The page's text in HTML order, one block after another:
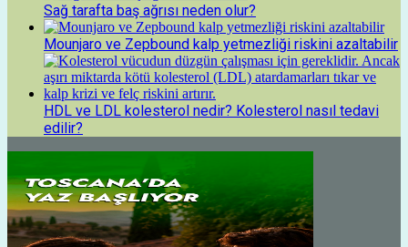
Sağ tarafta baş ağrısı neden olur?
Mounjaro ve Zepbound kalp yetmezliği riskini azaltabilir
HDL ve LDL kolesterol nedir? Kolesterol nasıl tedavi
edilir?